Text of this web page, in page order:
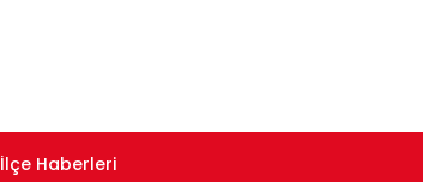
İlçe Haberleri